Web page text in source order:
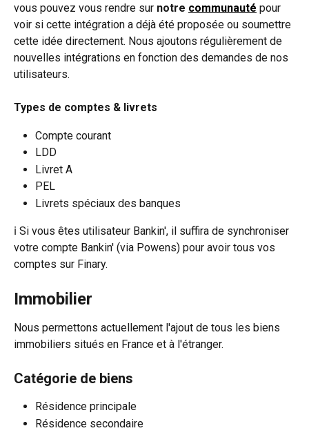
vous pouvez vous rendre sur notre communauté pour
voir si cette intégration a déjà été proposée ou soumettre
cette idée directement. Nous ajoutons régulièrement de
nouvelles intégrations en fonction des demandes de nos
utilisateurs.
Types de comptes & livrets
Compte courant
LDD
Livret A
PEL
Livrets spéciaux des banques
ℹ️ Si vous êtes utilisateur Bankin', il suffira de synchroniser
votre compte Bankin' (via Powens) pour avoir tous vos
comptes sur Finary.
Immobilier
Nous permettons actuellement l'ajout de tous les biens
immobiliers situés en France et à l'étranger.
Catégorie de biens
Résidence principale
Résidence secondaire